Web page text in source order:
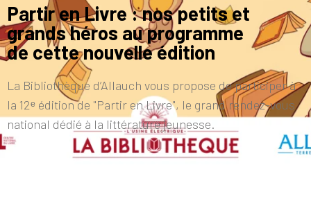
Partir en Livre : nos petits et
grands héros au programme
de cette nouvelle édition
La Bibliothèque d’Allauch vous propose de participer à
la 12ᵉ édition de "Partir en Livre", le grand rendez-vous
national dédié à la littérature jeunesse.